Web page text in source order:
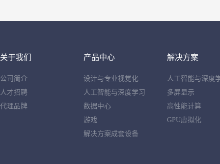
关于我们
公司简介
人才招聘
代理品牌
产品中心
设计与专业视觉化
人工智能与深度学习
数据中心
游戏
解决方案成套设备
解决方案
人工智能与深度
多屏显示
高性能计算
GPU虚拟化